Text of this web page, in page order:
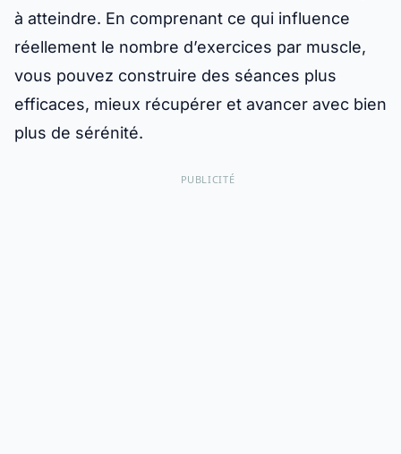
à atteindre. En comprenant ce qui influence
réellement le nombre d’exercices par muscle,
vous pouvez construire des séances plus
efficaces, mieux récupérer et avancer avec bien
plus de sérénité.
PUBLICITÉ